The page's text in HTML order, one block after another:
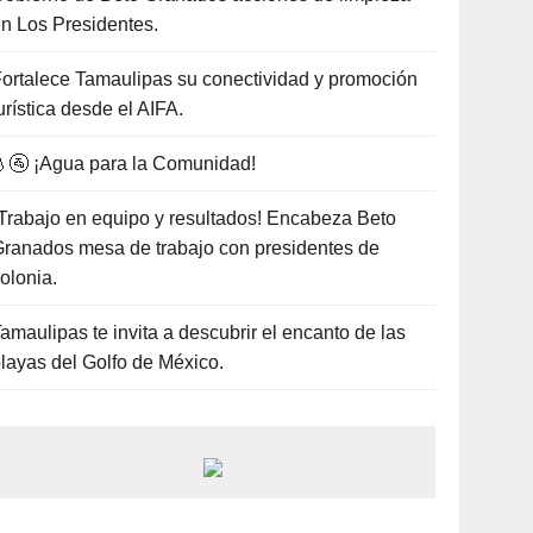
Los Presidentes.
Tamaulipas su conectividad y promoción
desde el AIFA.
¡Agua para la Comunidad!
en equipo y resultados! Encabeza Beto
mesa de trabajo con presidentes de
te invita a descubrir el encanto de las
del Golfo de México.